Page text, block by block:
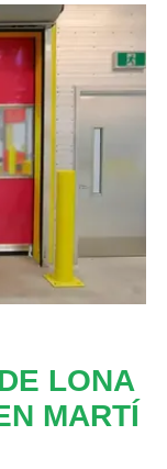
LONA
MARTÍ